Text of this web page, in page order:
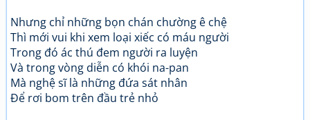
Nhưng chỉ những bọn chán chường ê chệ
Thì mới vui khi xem loại xiếc có máu người
Trong đó ác thú đem người ra luyện
Và trong vòng diễn có khói na-pan
Mà nghệ sĩ là những đứa sát nhân
Để rơi bom trên đầu trẻ nhỏ